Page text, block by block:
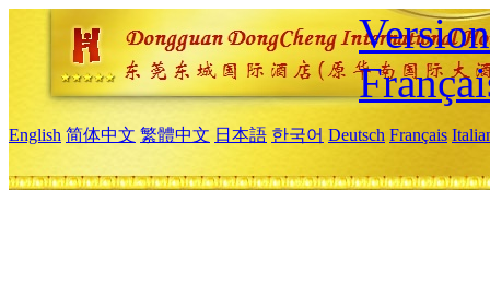
English 简体中文 繁體中文 日本語 한국어 Deutsch Français